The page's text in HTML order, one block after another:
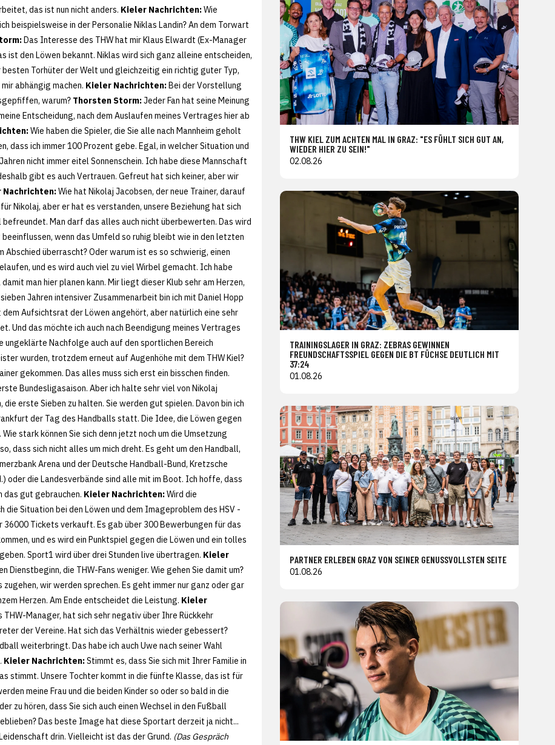
das ist nun nicht anders. Kieler Nachrichten:Wie
beispielsweise in der Personalie Niklas Landin? An dem Torwart
Das Interesse des THW hat mir Klaus Elwardt (Ex-Manager
ist den Löwen bekannt. Niklas wird sich ganz alleine entscheiden,
besten Torhüter der Welt und gleichzeitig ein richtig guter Typ,
abhängig machen. Kieler Nachrichten:Bei der Vorstellung
warum? Thorsten Storm:Jeder Fan hat seine Meinung
Entscheidung, nach dem Auslaufen meines Vertrages hier ab
Wie haben die Spieler, die Sie alle nach Mannheim geholt
dass ich immer 100 Prozent gebe. Egal, in welcher Situation und
nicht immer eitel Sonnenschein. Ich habe diese Mannschaft
gibt es auch Vertrauen. Gefreut hat sich keiner, aber wir
Nachrichten:Wie hat Nikolaj Jacobsen, der neue Trainer, darauf
Nikolaj, aber er hat es verstanden, unsere Beziehung hat sich
Man darf das alles auch nicht überbewerten. Das wird
wenn das Umfeld so ruhig bleibt wie in den letzten
Abschied überrascht? Oder warum ist es so schwierig, einen
und es wird auch viel zu viel Wirbel gemacht. Ich habe
man hier planen kann. Mir liegt dieser Klub sehr am Herzen,
Jahren intensiver Zusammenarbeit bin ich mit Daniel Hopp
dem Aufsichtsrat der Löwen angehört, aber natürlich eine sehr
Und das möchte ich auch nach Beendigung meines Vertrages
ungeklärte Nachfolge auch auf den sportlichen Bereich
wurden, trotzdem erneut auf Augenhöhe mit dem THW Kiel?
gekommen. Das alles muss sich erst ein bisschen finden.
Bundesligasaison. Aber ich halte sehr viel von Nikolaj
erste Sieben zu halten. Sie werden gut spielen. Davon bin ich
der Tag des Handballs statt. Die Idee, die Löwen gegen
stark können Sie sich denn jetzt noch um die Umsetzung
dass sich nicht alles um mich dreht. Es geht um den Handball,
Arena und der Deutsche Handball-Bund, Kretzsche
oder die Landesverbände sind alle mit im Boot. Ich hoffe, dass
das gut gebrauchen. Kieler Nachrichten:Wird die
Situation bei den Löwen und dem Imageproblem des HSV -
36000 Tickets verkauft. Es gab über 300 Bewerbungen für das
und es wird ein Punktspiel gegen die Löwen und ein tolles
Sport1 wird über drei Stunden live übertragen. Kieler
die THW-Fans weniger. Wie gehen Sie damit um?
wir werden sprechen. Es geht immer nur ganz oder gar
Herzen. Am Ende entscheidet die Leistung. Kieler
Manager, hat sich sehr negativ über Ihre Rückkehr
der Vereine. Hat sich das Verhältnis wieder gebessert?
weiterbringt. Das habe ich auch Uwe nach seiner Wahl
Kieler Nachrichten:Stimmt es, dass Sie sich mit Ihrer Familie in
stimmt. Unsere Tochter kommt in die fünfte Klasse, das ist für
meine Frau und die beiden Kinder so oder so bald in die
zu hören, dass Sie sich auch einen Wechsel in den Fußball
Das beste Image hat diese Sportart derzeit ja nicht...
drin. Vielleicht ist das der Grund. (Das Gespräch
THW KIEL ZUM ACHTEN MAL IN GRAZ: "ES FÜHLT SICH GUT AN,
WIEDER HIER ZU SEIN!"
02.08.26
TRAININGSLAGER IN GRAZ: ZEBRAS GEWINNEN
FREUNDSCHAFTSSPIEL GEGEN DIE BT FÜCHSE DEUTLICH MIT
37:24
01.08.26
PARTNER ERLEBEN GRAZ VON SEINER GENUSSVOLLSTEN SEITE
01.08.26